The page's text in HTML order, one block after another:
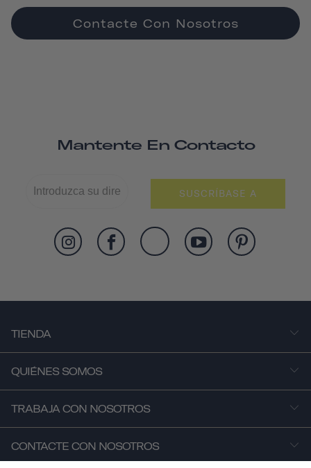
Contacte Con Nosotros
Mantente En Contacto
SUSCRÍBASE A
TIENDA
QUIÉNES SOMOS
TRABAJA CON NOSOTROS
CONTACTE CON NOSOTROS